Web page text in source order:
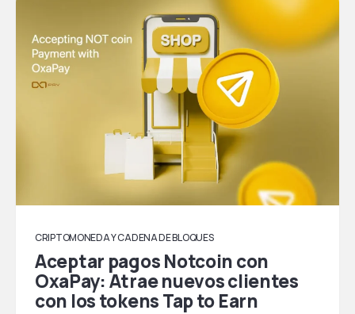
CRIPTOMONEDA Y CADENA DE BLOQUES
Aceptar pagos Notcoin con
OxaPay: Atrae nuevos clientes
con los tokens Tap to Earn